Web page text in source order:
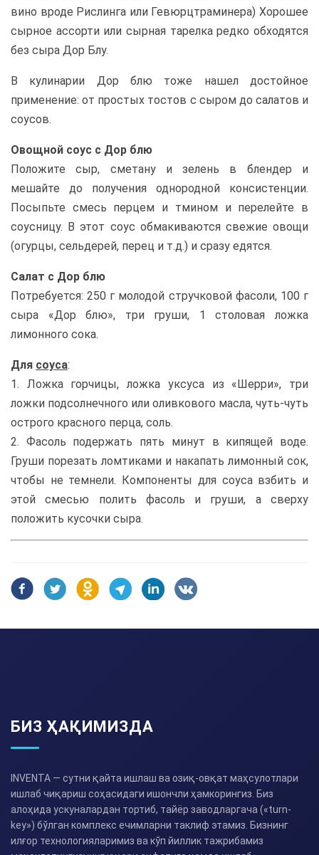
вино вроде Рислинга или Гевюрцтраминера) Хорошее
сырное ассорти или сырная тарелка редко обходятся
без сыра Дор Блу.
В кулинарии Дор блю тоже нашел достойное
применение: от простых тостов с сыром до салатов и
соусов.
Овощной соус с Дор блю
Положите сыр, сметану и зелень в блендер и
мешайте до получения однородной консистенции.
Посыпьте смесь перцем и тмином и перелейте в
соусницу. В этот соус обмакиваются свежие овощи
(огурцы, сельдерей, перец и т.д.) и сразу едятся.
Салат с Дор блю
Потребуется: 250 г молодой стручковой фасоли, 100 г
сыра «Дор блю», три груши, 1 столовая ложка
лимонного сока.
Для соуса:
1. Ложка горчицы, ложка уксуса из «Шерри», три
ложки подсолнечного или оливкового масла, чуть-чуть
острого красного перца, соль.
2. Фасоль подержать пять минут в кипящей воде.
Груши порезать ломтиками и накапать лимонный сок,
чтобы не темнели. Компоненты для соуса взбить и
этой смесью полить фасоль и груши, а сверху
положить кусочки сыра.
БИЗ ҲАҚИМИЗДА
INVENTA — сутни қайта ишлаш ва озиқ-овқат маҳсулотлари
ишлаб чиқариш соҳасидаги ишончли ҳамкорингиз. Биз
алоҳида ускуналардан тортиб, тайёр заводларгача («turn-
key») бўлган комплекс ечимларни таклиф этамиз. Бизнинг
илғор технологияларимиз ва кўп йиллик тажрибамиз